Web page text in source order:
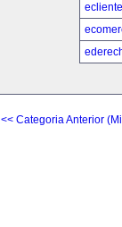
<< Categoria Anterior